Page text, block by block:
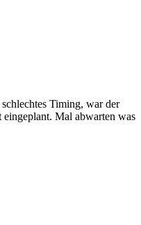
Timing, war der
Mal abwarten was